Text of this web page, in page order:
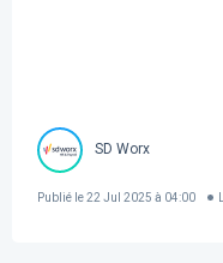
SD Worx
Publié le22 Jul 2025 à 04:00